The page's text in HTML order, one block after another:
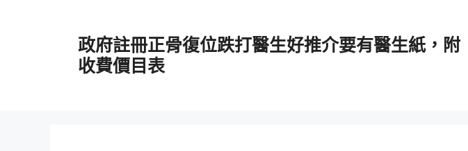
政府註冊正骨復位跌打醫生好推介要有醫生紙，附
收費價目表